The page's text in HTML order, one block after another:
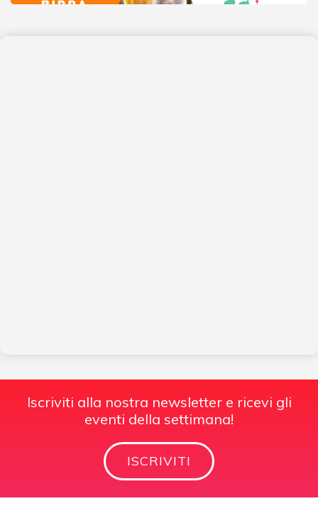
Iscriviti alla nostra newsletter e ricevi gli
eventi della settimana!
ISCRIVITI